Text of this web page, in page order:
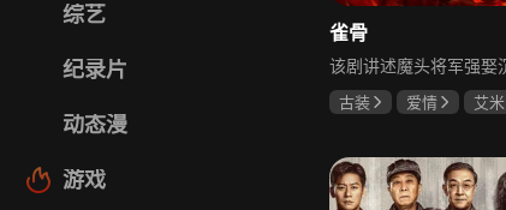
综艺
纪录片
动态漫
游戏
雀骨
古装 爱情
艾米